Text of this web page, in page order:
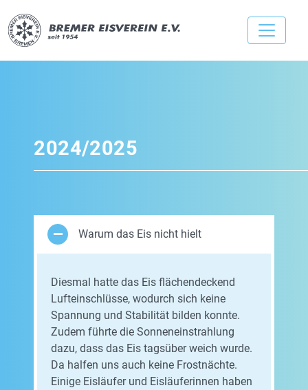
2024/2025
Warum das Eis nicht hielt
Diesmal hatte das Eis flächendeckend
Lufteinschlüsse, wodurch sich keine
Spannung und Stabilität bilden konnte.
Zudem führte die Sonneneinstrahlung
dazu, dass das Eis tagsüber weich wurde.
Da halfen uns auch keine Frostnächte.
Einige Eisläufer und Eisläuferinnen haben